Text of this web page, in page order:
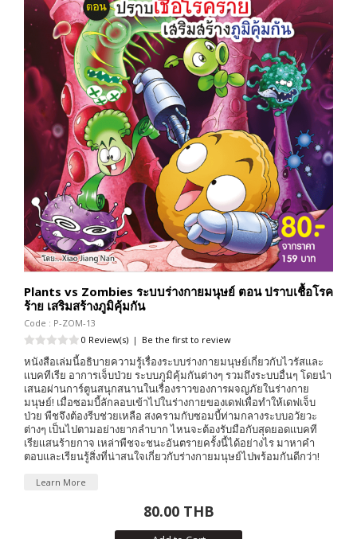
Plants vs Zombies ระบบร่างกายมนุษย์ ตอน ปราบเชื้อโรค
ร้าย เสริมสร้างภูมิคุ้มกัน
Code : P-ZOM-13
0 Review(s) | Be the first to review
หนังสือเล่มนี้อธิบายความรู้เรื่องระบบร่างกายมนุษย์เกี่ยวกับไวรัสและ
เเบคทีเรีย อาการเจ็บป่วย ระบบภูมิคุ้มกันต่างๆ รวมถึงระบบอื่นๆ โดยนำ
เสนอผ่านการ์ตูนสนุกสนานในเรื่องราวของการผจญภัยในร่างกาย
มนุษย์! เมื่อซอมบี้ลักลอบเข้าไปในร่างกายของเดฟเพื่อทำให้เดฟเจ็บ
ป่วย พืชจึงต้องรีบช่วยเหลือ สงครามกับซอมบี้ท่ามกลางระบบอวัยวะ
ต่างๆ เป็นไปตามอย่างยากลำบาก ไหนจะต้องรับมือกับสุดยอดแบคที
เรียเเสนร้ายกาจ เหล่าพืชจะชนะอันตรายครั้งนี้ได้อย่างไร มาหาคำ
ตอบและเรียนรู้สิ่งที่น่าสนใจเกี่ยวกับร่างกายมนุษย์ไปพร้อมกันดีกว่า!
Learn More
80.00 THB